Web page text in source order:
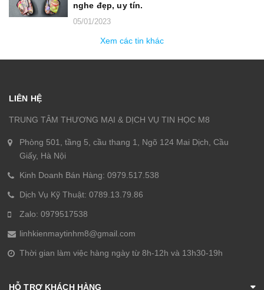
nghe đẹp, uy tín.
05/01/2023
Xem các tin khác
LIÊN HỆ
TRUNG TÂM THƯƠNG MẠI & DỊCH VỤ TIN HỌC M8
Phòng 501, tầng 5, cầu thang 1, Ngõ 124 Mai Dịch, Cầu
Giấy, Hà Nội
Kinh Doanh Bán Hàng: 0979.517.538
Dịch Vụ Kỹ Thuật: 0789.13.79.86
Zalo: 0979517538
linhkienmaytinhm8@gmail.com
Thời gian làm việc hàng ngày từ 8h-12h và 13h30-19h
HỖ TRỢ KHÁCH HÀNG